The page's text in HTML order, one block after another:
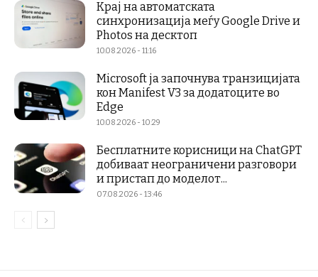
Крај на автоматската
синхронизација меѓу Google Drive и
Photos на десктоп
10.08.2026 - 11:16
Microsoft ја започнува транзицијата
кон Manifest V3 за додатоците во
Edge
10.08.2026 - 10:29
Бесплатните корисници на ChatGPT
добиваат неограничени разговори
и пристап до моделот...
07.08.2026 - 13:46